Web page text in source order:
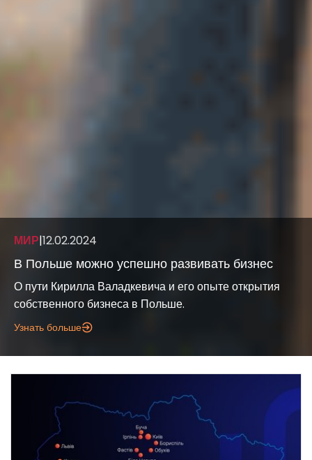
МИР|12.02.2024
В Польше можно успешно развивать бизнес
О пути Кирилла Валадкевича и его опыте открытия
собственного бизнеса в Польше.
Узнать больше